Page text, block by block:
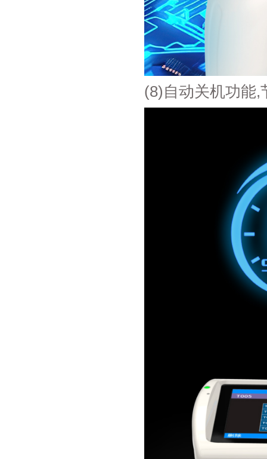
(8)自动关机功能,